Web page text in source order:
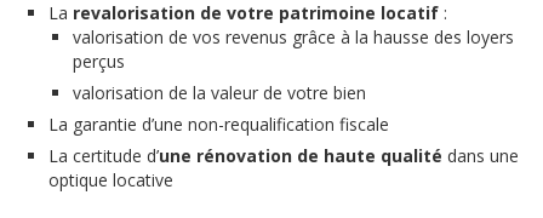
La revalorisation de votre patrimoine locatif :
valorisation de vos revenus grâce à la hausse des loyers
perçus
valorisation de la valeur de votre bien
La garantie d’une non-requalification fiscale
La certitude d’une rénovation de haute qualité dans une
optique locative